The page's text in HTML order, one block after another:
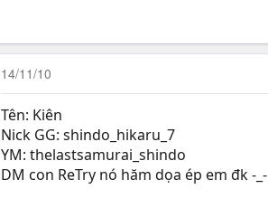
14/11/10
Tên: Kiên
Nick GG: shindo_hikaru_7
YM: thelastsamurai_shindo
DM con ReTry nó hăm dọa ép em đk -_-